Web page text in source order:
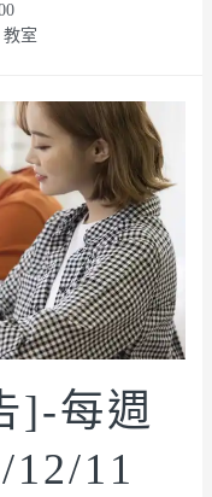
室
]-每週
12/11